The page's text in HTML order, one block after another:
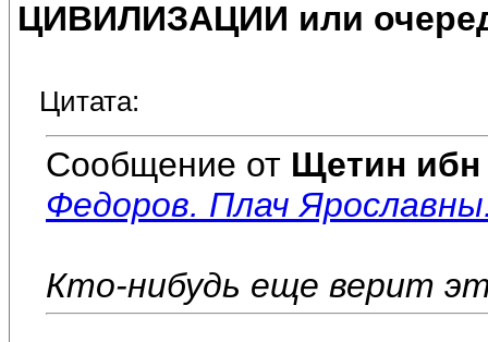
ЦИВИЛИЗАЦИИ или
Цитата:
Сообщение от Щетин ибн
Федоров. Плач
Кто-нибудь еще верит